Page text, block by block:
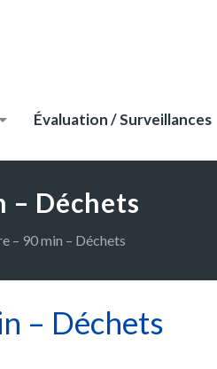
Évaluation / Surveillances
– Déchets
– 90 min – Déchets
– Déchets